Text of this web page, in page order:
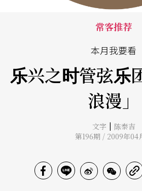
常客推荐
本月我要看
乐兴之时管弦乐
浪漫」
文字 | 陈泰吉
第196期 / 2009年04